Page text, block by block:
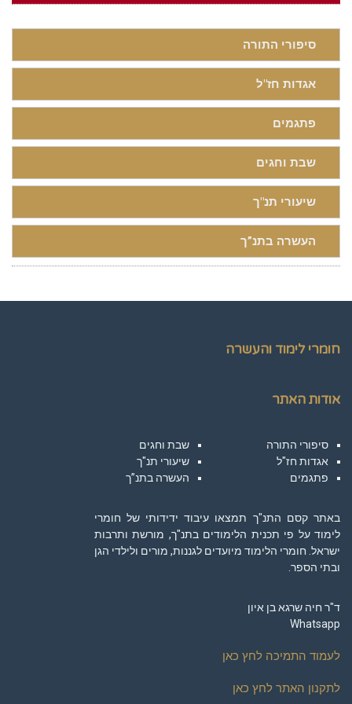
סיפורי התורה
אגדות חז"ל
פתגמים
שבת וחגים
שיעורי תנ"ך
העשרה בתנ”ך
חומרי לימוד והעשרה
אודות האתר
סיפורי התורה
אגדות חז"ל
פתגמים
שבת וחגים
שיעורי תנ"ך
העשרה בתנ”ך
באתר קסם התנ"ך תמצאו עיבוד ידידותי של חומרי
לימוד על פי תכנית הלימודים בתנ"ך, מורשת ותרבות
ישראל. חומרי הלימוד מיועדים לגננות, מורים ולילדי הגן
ובתי הספר.
ד"ר חיה שרגא בן איון
Whatsapp
לעמוד התמיכה לחץ כאן
לתקנון האתר לחץ כאן